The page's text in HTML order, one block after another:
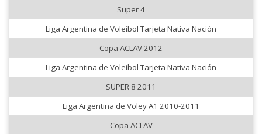
Super 4
Liga Argentina de Voleibol Tarjeta Nativa Nación
Copa ACLAV 2012
Liga Argentina de Voleibol Tarjeta Nativa Nación
SUPER 8 2011
Liga Argentina de Voley A1 2010-2011
Copa ACLAV